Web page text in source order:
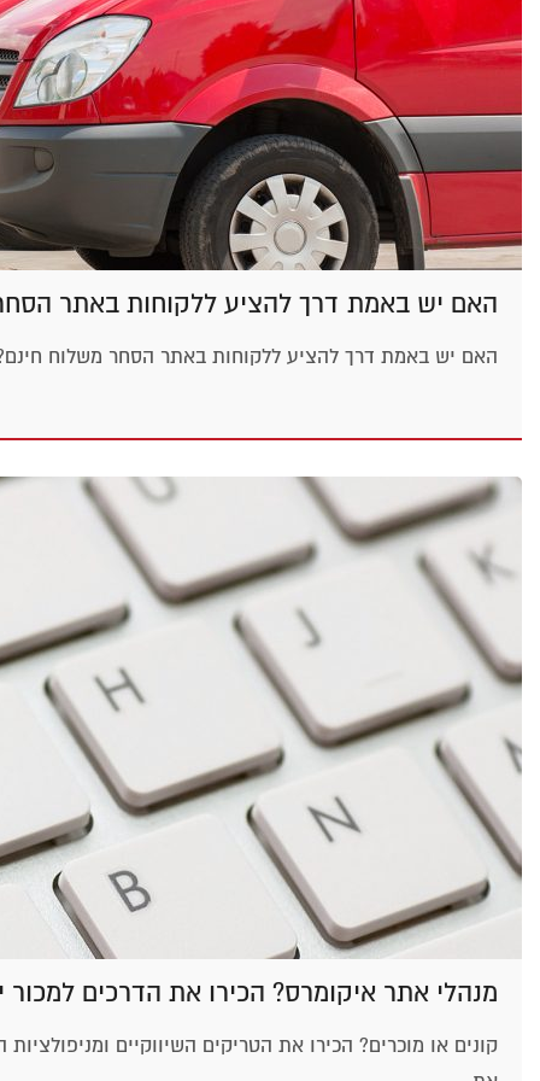
האם יש באמת דרך להציע ללקוחות באתר
האם יש באמת דרך להציע ללקוחות באתר הסחר משלוח
מנהלי אתר איקומרס? הכירו את הדרכים למכור
קונים או מוכרים? הכירו את הטריקים השיווקיים